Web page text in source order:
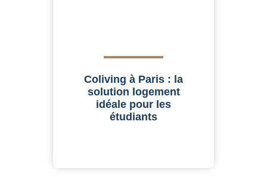
Coliving à Paris : la
solution logement
idéale pour les
étudiants